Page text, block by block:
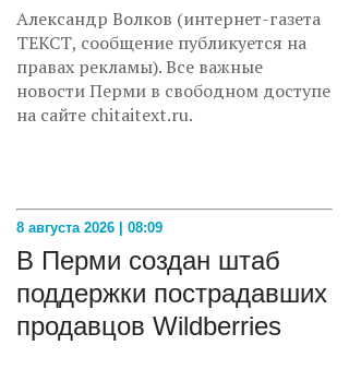
Александр Волков (интернет-газета
ТЕКСТ, сообщение публикуется на
правах рекламы). Все важные
новости Перми в свободном доступе
на сайте chitaitext.ru.
8 августа 2026 | 08:09
В Перми создан штаб
поддержки пострадавших
продавцов Wildberries